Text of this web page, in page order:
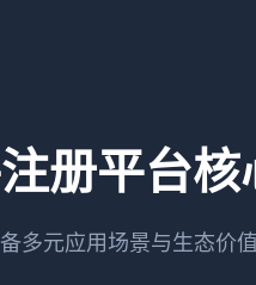
册平台核
多元应用场景与生态价值